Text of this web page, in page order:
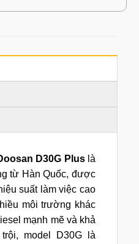
D30G Pluslà
từ Hàn Quốc, được
suất làm việc cao
môi trường khác
mạnh mẽ và khả
model D30G là